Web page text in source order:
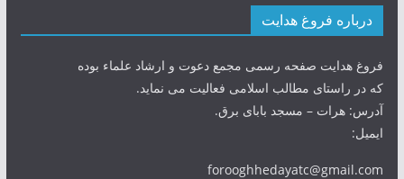
درباره فروغ هدایت
فروغ هدایت صفحه رسمی مجمع دعوت و ارشاد علماء بوده
که در راستای مطالب اسلامی فعالیت می نماید.
آدرس: هرات – مسجد بابای برق.
ایمیل:
forooghhedayatc@gmail.com